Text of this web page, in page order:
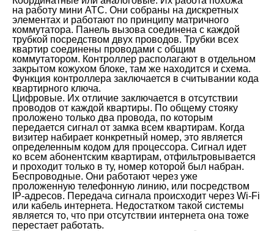
на работу мини АТС. Они собраны на дискретных
элементах и работают по принципу матричного
коммутатора. Панель вызова соединена с каждой
трубкой посредством двух проводов. Трубки всех
квартир соединены проводами с общим
коммутатором. Контроллер располагают в отдельном
закрытом кожухом блоке, там же находится и схема.
Функция контроллера заключается в считывании кода
квартирного ключа.
Цифровые. Их отличие заключается в отсутствии
проводов от каждой квартиры. По общему стояку
проложено только два провода, по которым
передается сигнал от замка всем квартирам. Когда
визитер набирает конкретный номер, это является
определенным кодом для процессора. Сигнал идет
ко всем абонентским квартирам, отфильтровывается
и проходит только в ту, номер которой был набран.
Беспроводные. Они работают через уже
проложенную телефонную линию, или посредством
IP-адресов. Передача сигнала происходит через Wi-Fi
или кабель интернета. Недостатком такой системы
является то, что при отсутствии интернета она тоже
перестает работать.